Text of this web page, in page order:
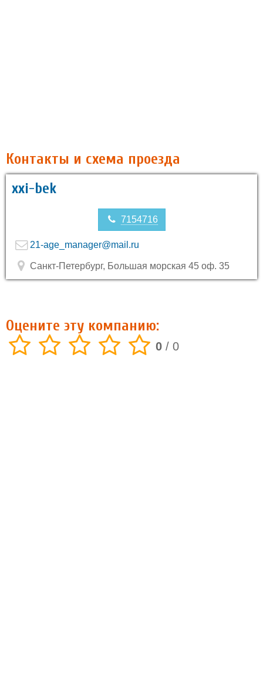
Контакты и схема проезда
xxi-bek
7154716
21-age_manager@mail.ru
Санкт-Петербург, Большая морская 45 оф. 35
Оцените эту компанию:
0 / 0